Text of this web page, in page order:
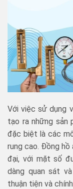
Với việc sử dụng
tạo ra những sản
đặc biệt là các
rung cao. Đồng
đại, với mặt số
dàng quan sát
thuận tiện và